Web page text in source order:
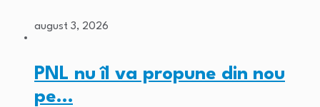
august 3, 2026
PNL nu îl va propune din nou
pe…